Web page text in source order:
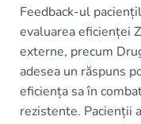
Feedback-ul
evaluarea eficienței
externe, precum
adesea un răspuns
eficiența sa în
rezistente. Pacienții